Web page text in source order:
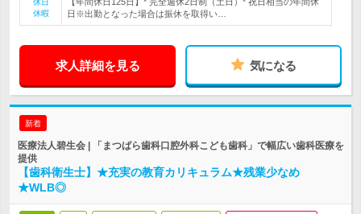
休日
休暇
日※出勤となった場合は振休を取得い…
求人詳細を見る 気になる
新着
医療法人碧生会 | 「まつばら歯科口腔外科こども歯科」で幅広い歯科医療を
提供
【歯科衛生士】★充実の教育カリキュラム★残業少なめ
★WLB◎